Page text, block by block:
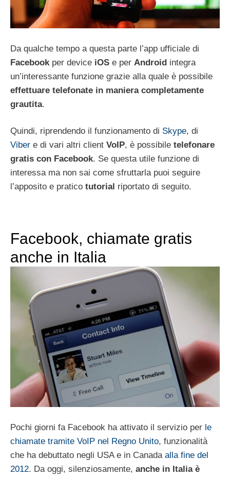
Da qualche tempo a questa parte l’app ufficiale di
Facebook per device iOS e per Android integra
un’interessante funzione grazie alla quale è possibile
effettuare telefonate in maniera completamente
grautita.
Quindi, riprendendo il funzionamento di Skype, di
Viber e di vari altri client VoIP, è possibile telefonare
gratis con Facebook. Se questa utile funzione di
interessa ma non sai come sfruttarla puoi seguire
l’apposito e pratico tutorial riportato di seguito.
Facebook, chiamate gratis
anche in Italia
Pochi giorni fa Facebook ha attivato il servizio per le
chiamate tramite VoIP nel Regno Unito, funzionalità
che ha debuttato negli USA e in Canada alla fine del
2012. Da oggi, silenziosamente, anche in Italia è